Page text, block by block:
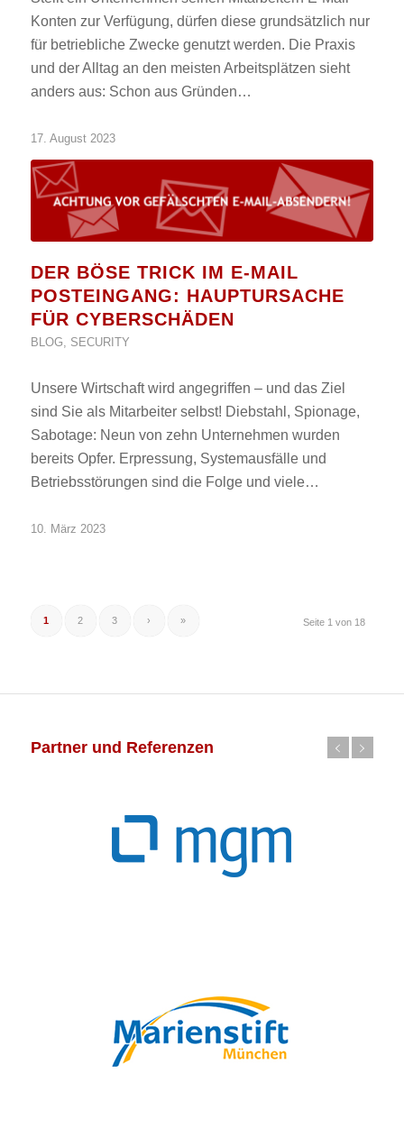
Konten zur Verfügung, dürfen diese grundsätzlich nur
für betriebliche Zwecke genutzt werden. Die Praxis
und der Alltag an den meisten Arbeitsplätzen sieht
anders aus: Schon aus Gründen…
17. August 2023
DER BÖSE TRICK IM E-MAIL
POSTEINGANG: HAUPTURSACHE
FÜR CYBERSCHÄDEN
BLOG, SECURITY
Unsere Wirtschaft wird angegriffen – und das Ziel
sind Sie als Mitarbeiter selbst! Diebstahl, Spionage,
Sabotage: Neun von zehn Unternehmen wurden
bereits Opfer. Erpressung, Systemausfälle und
Betriebsstörungen sind die Folge und viele…
10. März 2023
Seite 1 von 18
1 2 3 › »
Partner und Referenzen